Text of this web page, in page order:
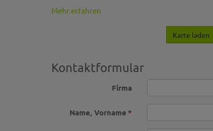
Mehr erfahren
Karte laden
Kontaktformular
Firma
Name, Vorname *